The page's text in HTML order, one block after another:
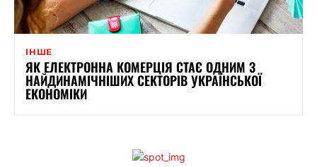
ІНШЕ
ЯК ЕЛЕКТРОННА КОМЕРЦІЯ СТАЄ ОДНИМ З
НАЙДИНАМІЧНІШИХ СЕКТОРІВ УКРАЇНСЬКОЇ
ЕКОНОМІКИ